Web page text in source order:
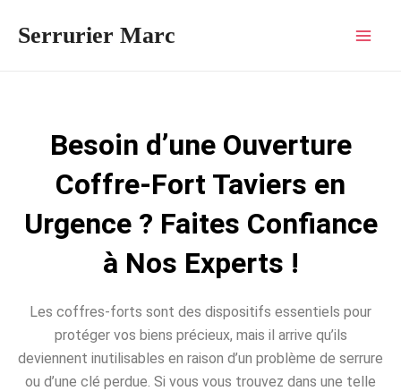
Serrurier Marc
Besoin d’une Ouverture
Coffre-Fort Taviers en
Urgence ? Faites Confiance
à Nos Experts !
Les coffres-forts sont des dispositifs essentiels pour
protéger vos biens précieux, mais il arrive qu’ils
deviennent inutilisables en raison d’un problème de serrure
ou d’une clé perdue. Si vous vous trouvez dans une telle